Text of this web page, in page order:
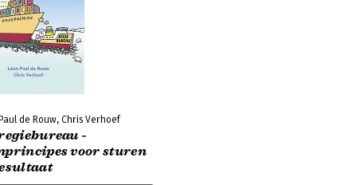
de Rouw, Chris Verhoef
-
voor sturen